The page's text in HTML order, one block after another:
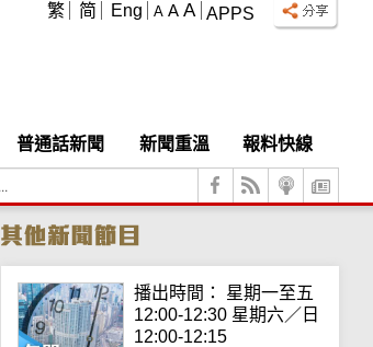
APPS
A A A
繁 简 Eng
普通話新聞 新聞重溫
報料快線
播出時間： 星期一至五
12:00-12:30 星期六／日
12:00-12:15